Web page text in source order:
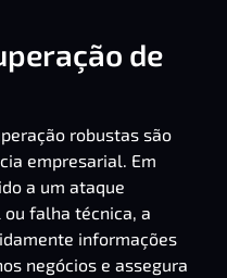
de
robustas são
empresarial. Em
a um ataque
falha técnica, a
informações
negócios e assegura